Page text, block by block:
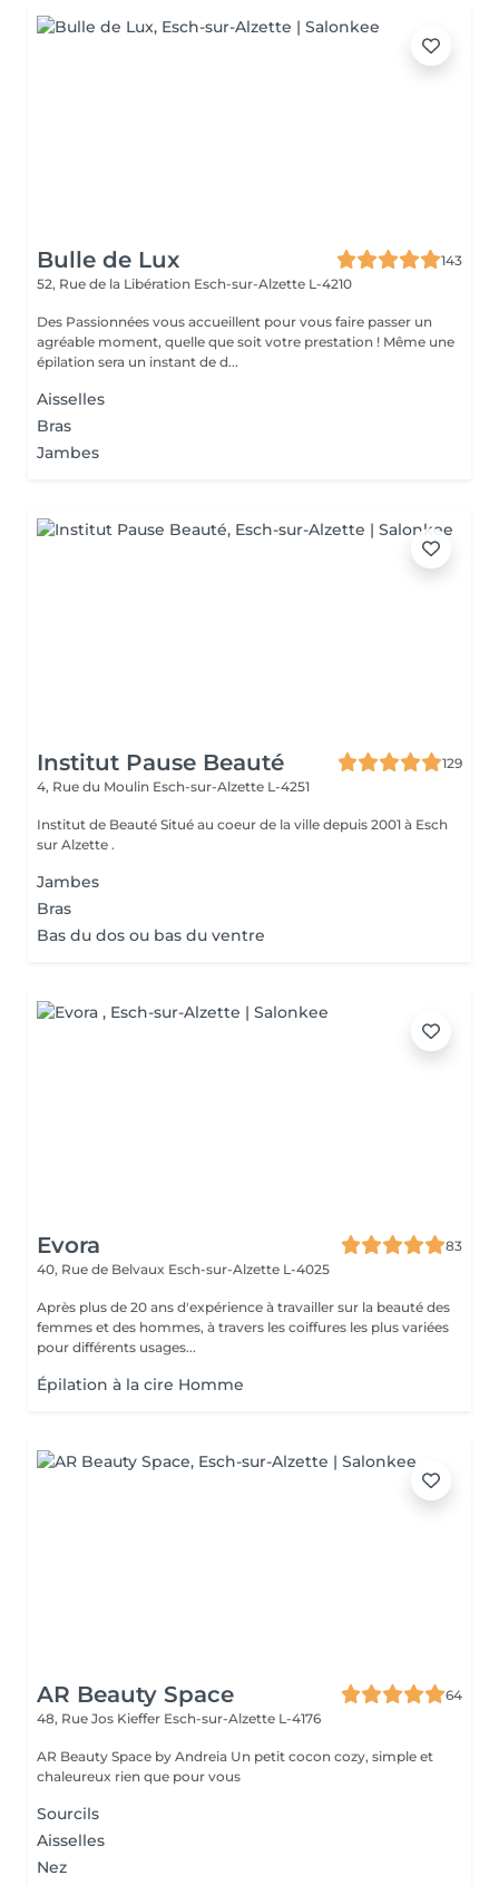
Bulle de Lux
143
52, Rue de la Libération Esch-sur-Alzette L-4210
Des Passionnées vous accueillent pour vous faire passer un
agréable moment, quelle que soit votre prestation ! Même une
épilation sera un instant de d...
Aisselles
Bras
Jambes
Institut Pause Beauté
129
4, Rue du Moulin Esch-sur-Alzette L-4251
Institut de Beauté Situé au coeur de la ville depuis 2001 à Esch
sur Alzette .
Jambes
Bras
Bas du dos ou bas du ventre
Evora
83
40, Rue de Belvaux Esch-sur-Alzette L-4025
Après plus de 20 ans d'expérience à travailler sur la beauté des
femmes et des hommes, à travers les coiffures les plus variées
pour différents usages...
Épilation à la cire Homme
AR Beauty Space
64
48, Rue Jos Kieffer Esch-sur-Alzette L-4176
AR Beauty Space by Andreia Un petit cocon cozy, simple et
chaleureux rien que pour vous
Sourcils
Aisselles
Nez